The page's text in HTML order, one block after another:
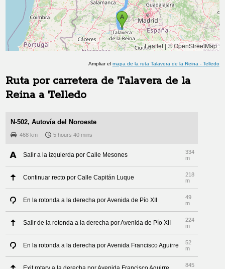
Leaflet|© OpenStreetMap
Ampliar el mapa de la ruta Talavera de la Reina - Telledo
Ruta por carretera de Talavera de la
Reinaa Telledo
N-502, Autovía del Noroeste
468 km 5 hours 40 mins
Salir a la izquierda por Calle Mesones
334
m
Continuar recto por Calle Capitán Luque
218
m
En la rotonda a la derecha por Avenida de Pío XII
49
m
Salir de la rotonda a la derecha por Avenida de Pío XII
224
m
En la rotonda a la derecha por Avenida Francisco Aguirre
52
m
845